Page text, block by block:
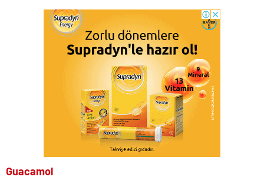
Guacamol